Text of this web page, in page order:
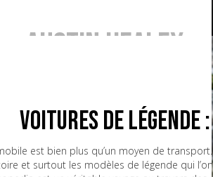
Austin Healey
BMW
Voitures de
est bien plus qu’un moyen de
et surtout les modèles de légende qui